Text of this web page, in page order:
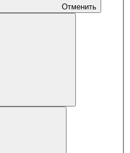
Отменить